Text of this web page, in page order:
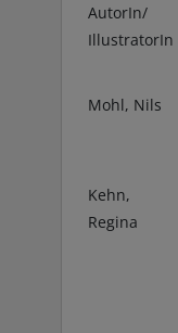
AutorIn/
IllustratorIn
Mohl, Nils
Kehn,
Regina